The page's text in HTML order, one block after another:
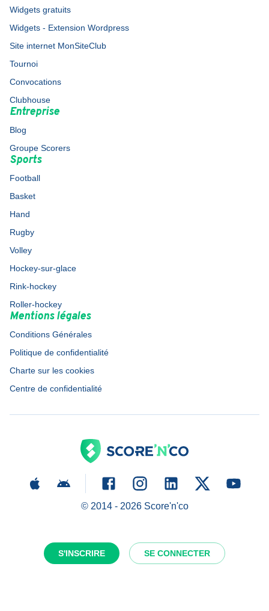
S'INSCRIRE SE CONNECTER
Widgets gratuits
Widgets - Extension Wordpress
Site internet MonSiteClub
Tournoi
Convocations
Clubhouse
Entreprise
Blog
Groupe Scorers
Sports
Football
Basket
Hand
Rugby
Volley
Hockey-sur-glace
Rink-hockey
Roller-hockey
Mentions légales
Conditions Générales
Politique de confidentialité
Charte sur les cookies
Centre de confidentialité
© 2014 - 2026Score'n'co